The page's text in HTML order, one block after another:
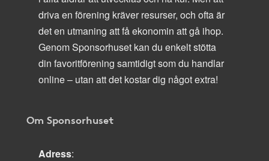
driva en förening kräver resurser, och ofta är
det en utmaning att få ekonomin att gå ihop.
Genom Sponsorhuset kan du enkelt stötta
din favoritförening samtidigt som du handlar
online – utan att det kostar dig något extra!
Om Sponsorhuset
Adress: